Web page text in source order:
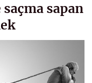
saçma sapan